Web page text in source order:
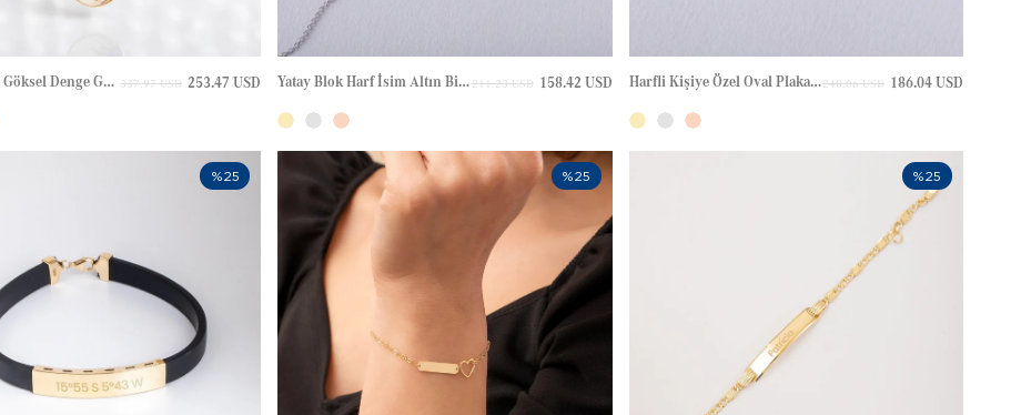
Güneş Işığı Göksel Denge Gravürlü Altın Kolye 253.47 USD
337.97 USD Yatay Blok Harf İsim Altın Bileklik 158.42 USD
211.23 USD Harfli Kişiye Özel Oval Plaka Altın Bileklik 186.04 USD
248.06 USD
%25 %25 %25